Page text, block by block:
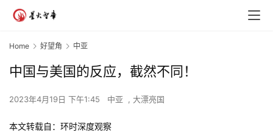
Home 好望角 中亚
中国与美国的反应，截然不同！
2023年4月19日 下午1:45 中亚 , 大漂亮国
本文转载自：环时深度观察